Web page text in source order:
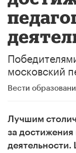
московский
Вести
Лучшим
за достижения